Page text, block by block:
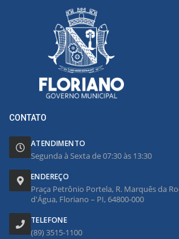
CONTATO
ATENDIMENTO
Segunda à Sexta de 07:30 às 13:30
ENDEREÇO
Praça Petrônio Portela, R. Marquês da
d'Água, Floriano – PI, 64800-000
TELEFONE
(89) 3515-1100